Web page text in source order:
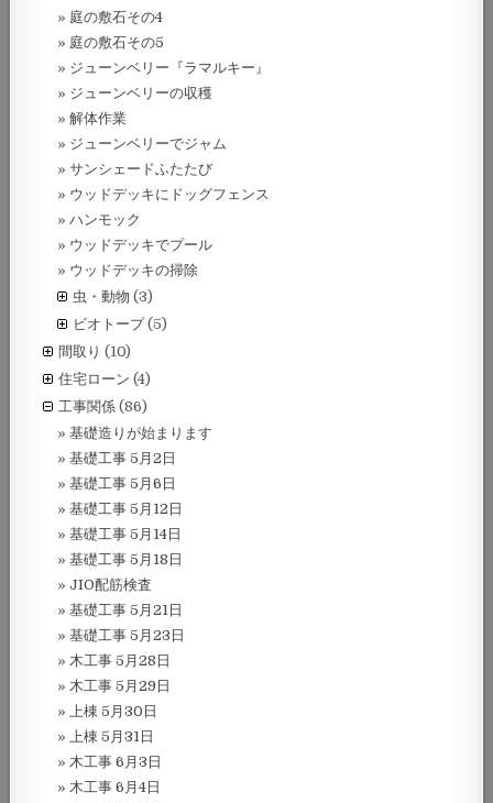
庭の敷石その4
庭の敷石その5
ジューンベリー『ラマルキー』
ジューンベリーの収穫
解体作業
ジューンベリーでジャム
サンシェードふたたび
ウッドデッキにドッグフェンス
ハンモック
ウッドデッキでプール
ウッドデッキの掃除
虫・動物 (3)
ビオトープ(5)
間取り (10)
住宅ローン (4)
工事関係 (86)
基礎造りが始まります
基礎工事 5月2日
基礎工事 5月6日
基礎工事 5月12日
基礎工事 5月14日
基礎工事 5月18日
JIO配筋検査
基礎工事 5月21日
基礎工事 5月23日
木工事 5月28日
木工事 5月29日
上棟 5月30日
上棟 5月31日
木工事 6月3日
木工事 6月4日